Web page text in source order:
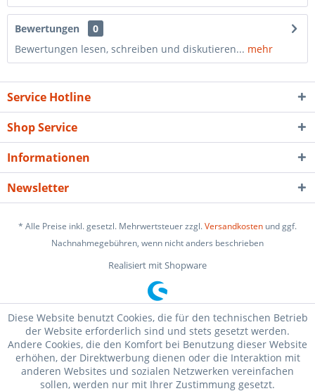
Bewertungen
0
Bewertungen lesen, schreiben und diskutieren... mehr
Service Hotline
Shop Service
Informationen
Newsletter
* Alle Preise inkl. gesetzl. Mehrwertsteuer zzgl.Versandkosten und ggf.
Nachnahmegebühren, wenn nicht anders beschrieben
Realisiert mit Shopware
Diese Website benutzt Cookies, die für den technischen Betrieb
der Website erforderlich sind und stets gesetzt werden.
Andere Cookies, die den Komfort bei Benutzung dieser Website
erhöhen, der Direktwerbung dienen oder die Interaktion mit
anderen Websites und sozialen Netzwerken vereinfachen
sollen, werden nur mit Ihrer Zustimmung gesetzt.